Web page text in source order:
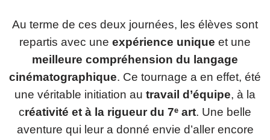
Au terme de ces deux journées, les élèves sont
repartis avec une expérience unique et une
meilleure compréhension du langage
cinématographique. Ce tournage a en effet, été
une véritable initiation au travail d’équipe, à la
créativité et à la rigueur du 7ᵉ art. Une belle
aventure qui leur a donné envie d’aller encore